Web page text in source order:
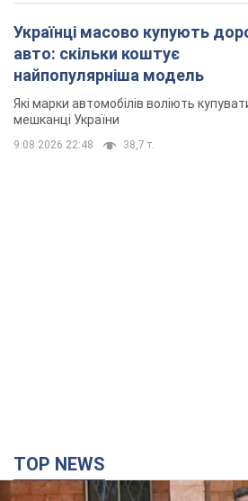
Українці масово купують
авто: скільки коштує
найпопулярніша модель
Які марки автомобілів воліють
мешканці України
9.08.2026 22:48 38,7 т.
TOP NEWS